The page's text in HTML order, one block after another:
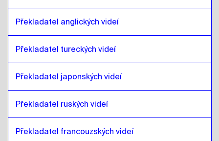
litevštinaažslovenský
slovenskýažlitevština
japonskýažlitevština
litevština až
hebrejština
litevštinaažsomálský
somálskýažlitevština
litevštinaažkatarská arabština
Překladatel anglických videí
Překladatel tureckých videí
Překladatel japonských videí
Překladatel ruských videí
Překladatel francouzských videí